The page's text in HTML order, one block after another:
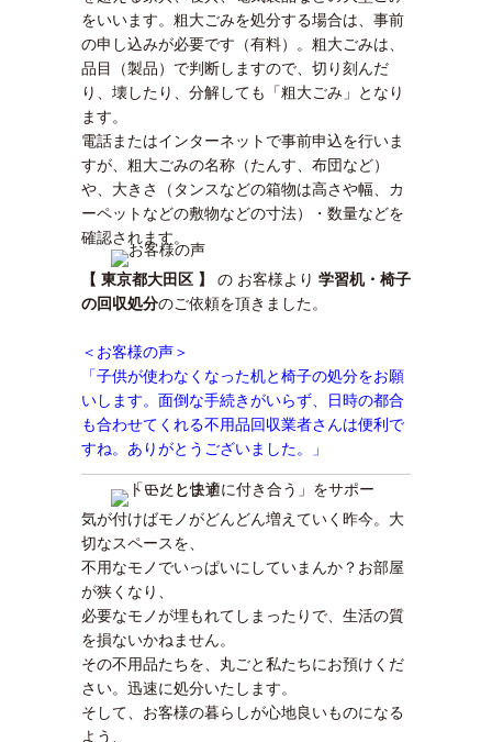
をいいます。粗大ごみを処分する場合は、事前
の申し込みが必要です（有料）。粗大ごみは、
品目（製品）で判断しますので、切り刻んだ
り、壊したり、分解しても「粗大ごみ」となり
ます。
電話またはインターネットで事前申込を行いま
すが、粗大ごみの名称（たんす、布団など）
や、大きさ（タンスなどの箱物は高さや幅、カ
ーペットなどの敷物などの寸法）・数量などを
確認されます。
【 東京都大田区 】 の お客様より 学習机・椅子
の回収処分のご依頼を頂きました。
＜お客様の声＞
「子供が使わなくなった机と椅子の処分をお願
いします。面倒な手続きがいらず、日時の都合
も合わせてくれる不用品回収業者さんは便利で
すね。ありがとうございました。」
気が付けばモノがどんどん増えていく昨今。大
切なスペースを、
不用なモノでいっぱいにしていまんか？お部屋
が狭くなり、
必要なモノが埋もれてしまったりで、生活の質
を損ないかねません。
その不用品たちを、丸ごと私たちにお預けくだ
さい。迅速に処分いたします。
そして、お客様の暮らしが心地良いものになる
よう、